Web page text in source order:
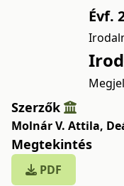
Évf.
Szerzők
Molnár V. Attila,
Megtekintés
PDF